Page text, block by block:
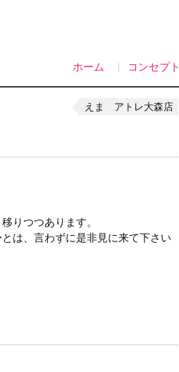
ホーム コンセプト
えま アトレ大森店
りつつあります。
は、言わずに是非見に来て下さい